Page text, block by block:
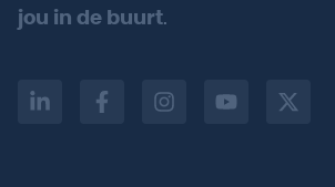
jou in de buurt.